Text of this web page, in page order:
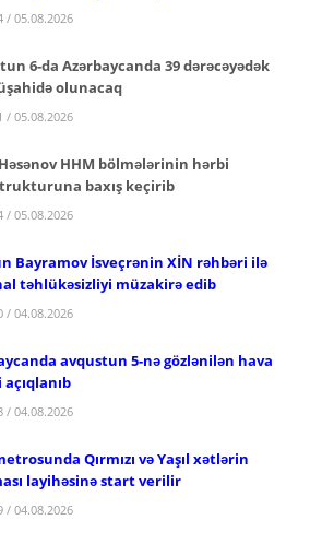
/ 05.08.2026
6-da Azərbaycanda 39 dərəcəyədək
olunacaq
/ 05.08.2026
HHM bölmələrinin hərbi
baxış keçirib
/ 05.08.2026
Bayramov İsveçrənin XİN rəhbəri ilə
təhlükəsizliyi müzakirə edib
/ 04.08.2026
avqustun 5-nə gözlənilən hava
/ 04.08.2026
Qırmızı və Yaşıl xətlərin
layihəsinə start verilir
/ 04.08.2026